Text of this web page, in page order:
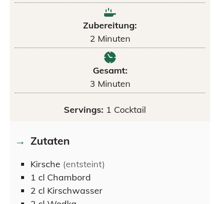
Zubereitung:
2 Minuten
Gesamt:
3 Minuten
Servings: 1 Cocktail
Zutaten
Kirsche (entsteint)
1 cl Chambord
2 cl Kirschwasser